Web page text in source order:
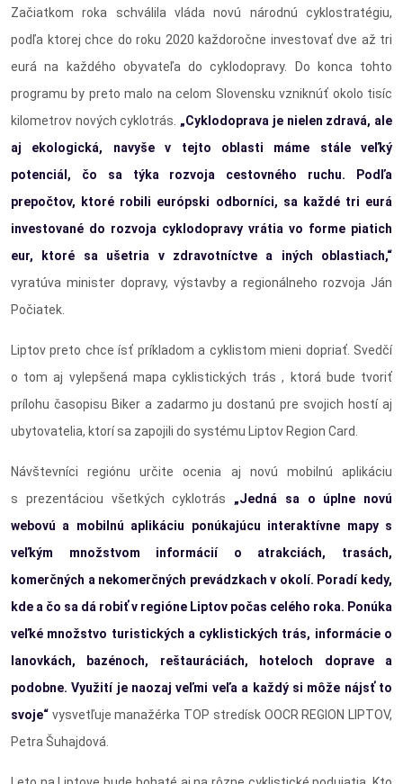
Začiatkom roka schválila vláda novú národnú cyklostratégiu,
podľa ktorej chce do roku 2020 každoročne investovať dve až tri
eurá na každého obyvateľa do cyklodopravy. Do konca tohto
programu by preto malo na celom Slovensku vzniknúť okolo tisíc
kilometrov nových cyklotrás. „Cyklodoprava je nielen zdravá, ale
aj ekologická, navyše v tejto oblasti máme stále veľký
potenciál, čo sa týka rozvoja cestovného ruchu. Podľa
prepočtov, ktoré robili európski odborníci, sa každé tri eurá
investované do rozvoja cyklodopravy vrátia vo forme piatich
eur, ktoré sa ušetria v zdravotníctve a iných oblastiach,“
vyratúva minister dopravy, výstavby a regionálneho rozvoja Ján
Počiatek.
Liptov preto chce ísť príkladom a cyklistom mieni dopriať. Svedčí
o tom aj vylepšená mapa cyklistických trás , ktorá bude tvoriť
prílohu časopisu Biker a zadarmo ju dostanú pre svojich hostí aj
ubytovatelia, ktorí sa zapojili do systému Liptov Region Card.
Návštevníci regiónu určite ocenia aj novú mobilnú aplikáciu
s prezentáciou všetkých cyklotrás „Jedná sa o úplne novú
webovú a mobilnú aplikáciu ponúkajúcu interaktívne mapy s
veľkým množstvom informácií o atrakciách, trasách,
komerčných a nekomerčných prevádzkach v okolí. Poradí kedy,
kde a čo sa dá robiť v regióne Liptov počas celého roka. Ponúka
veľké množstvo turistických a cyklistických trás, informácie o
lanovkách, bazénoch, reštauráciách, hoteloch doprave a
podobne. Využití je naozaj veľmi veľa a každý si môže nájsť to
svoje“ vysvetľuje manažérka TOP stredísk OOCR REGION LIPTOV,
Petra Šuhajdová.